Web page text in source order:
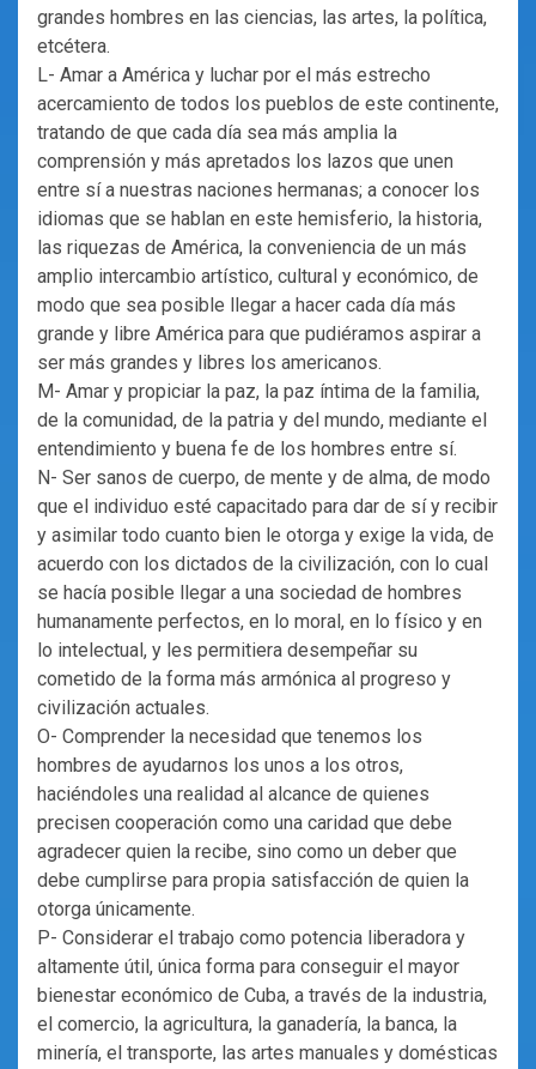
grandes hombres en las ciencias, las artes, la política,
etcétera.
L- Amar a América y luchar por el más estrecho
acercamiento de todos los pueblos de este continente,
tratando de que cada día sea más amplia la
comprensión y más apretados los lazos que unen
entre sí a nuestras naciones hermanas; a conocer los
idiomas que se hablan en este hemisferio, la historia,
las riquezas de América, la conveniencia de un más
amplio intercambio artístico, cultural y económico, de
modo que sea posible llegar a hacer cada día más
grande y libre América para que pudiéramos aspirar a
ser más grandes y libres los americanos.
M- Amar y propiciar la paz, la paz íntima de la familia,
de la comunidad, de la patria y del mundo, mediante el
entendimiento y buena fe de los hombres entre sí.
N- Ser sanos de cuerpo, de mente y de alma, de modo
que el individuo esté capacitado para dar de sí y recibir
y asimilar todo cuanto bien le otorga y exige la vida, de
acuerdo con los dictados de la civilización, con lo cual
se hacía posible llegar a una sociedad de hombres
humanamente perfectos, en lo moral, en lo físico y en
lo intelectual, y les permitiera desempeñar su
cometido de la forma más armónica al progreso y
civilización actuales.
O- Comprender la necesidad que tenemos los
hombres de ayudarnos los unos a los otros,
haciéndoles una realidad al alcance de quienes
precisen cooperación como una caridad que debe
agradecer quien la recibe, sino como un deber que
debe cumplirse para propia satisfacción de quien la
otorga únicamente.
P- Considerar el trabajo como potencia liberadora y
altamente útil, única forma para conseguir el mayor
bienestar económico de Cuba, a través de la industria,
el comercio, la agricultura, la ganadería, la banca, la
minería, el transporte, las artes manuales y domésticas